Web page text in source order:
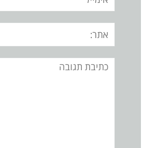
אתר:
תגובה